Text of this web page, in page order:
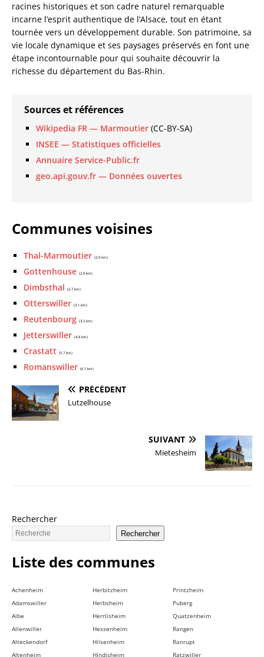
racines historiques et son cadre naturel remarquable
incarne l’esprit authentique de l’Alsace, tout en étant
tournée vers un développement durable. Son patrimoine, sa
vie locale dynamique et ses paysages préservés en font une
étape incontournable pour qui souhaite découvrir la
richesse du département du Bas-Rhin.
Sources et références
Wikipedia FR — Marmoutier (CC-BY-SA)
INSEE — Statistiques officielles
Annuaire Service-Public.fr
geo.api.gouv.fr — Données ouvertes
Communes voisines
Thal-Marmoutier (2.0 km)
Gottenhouse (2.6 km)
Dimbsthal (2.7 km)
Otterswiller (3.1 km)
Reutenbourg (3.2 km)
Jetterswiller (4.8 km)
Crastatt (5.7 km)
Romanswiller (6.1 km)
PRÉCÉDENT
Lutzelhouse
SUIVANT
Mietesheim
Rechercher
Rechercher
Liste des communes
Achenheim
Adamswiller
Albe
Allenwiller
Alteckendorf
Altenheim
Herbitzheim
Herbsheim
Herrlisheim
Hessenheim
Hilsenheim
Hindisheim
Printzheim
Puberg
Quatzenheim
Rangen
Ranrupt
Ratzwiller